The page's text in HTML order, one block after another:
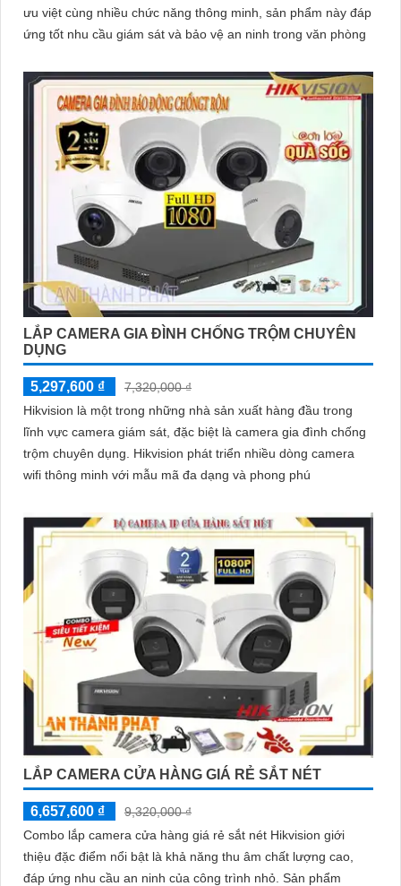
ưu việt cùng nhiều chức năng thông minh, sản phẩm này đáp
ứng tốt nhu cầu giám sát và bảo vệ an ninh trong văn phòng
LẮP CAMERA GIA ĐÌNH CHỐNG TRỘM CHUYÊN
DỤNG
5,297,600 ₫
7,320,000 ₫
Hikvision là một trong những nhà sản xuất hàng đầu trong
lĩnh vực camera giám sát, đặc biệt là camera gia đình chống
trộm chuyên dụng. Hikvision phát triển nhiều dòng camera
wifi thông minh với mẫu mã đa dạng và phong phú
LẮP CAMERA CỬA HÀNG GIÁ RẺ SẮT NÉT
6,657,600 ₫
9,320,000 ₫
Combo lắp camera cửa hàng giá rẻ sắt nét Hikvision giới
thiệu đặc điểm nổi bật là khả năng thu âm chất lượng cao,
đáp ứng nhu cầu an ninh của công trình nhỏ. Sản phẩm